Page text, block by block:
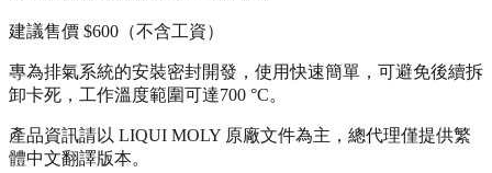
建議售價 $600 （不含工資）
專為排氣系統的安裝密封開發，使用快速簡單，可避免後續拆
卸卡死，工作溫度範圍可達700 °C。
產品資訊請以 LIQUI MOLY 原廠文件為主，總代理僅提供繁
體中文翻譯版本。